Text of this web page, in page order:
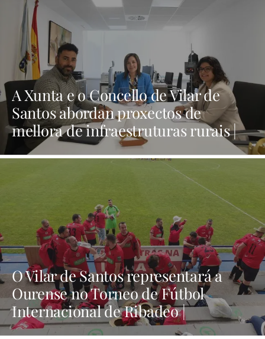
A Xunta e o Concello de Vilar de
Santos abordan proxectos de
mellora de infraestruturas rurais |
NOTICIAS XINZO
O Vilar de Santos representará a
Ourense no Torneo de Fútbol
Internacional de Ribadeo |
NOTICIAS XINZO